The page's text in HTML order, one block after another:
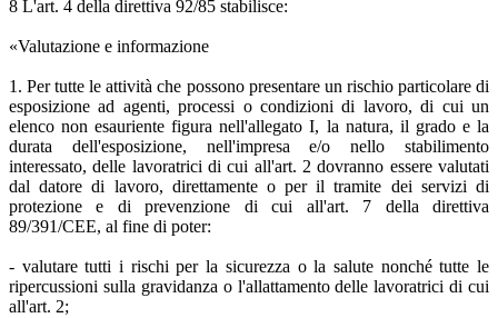
8 L'art. 4 della direttiva 92/85 stabilisce:
«Valutazione e informazione
1. Per tutte le attività che possono presentare un rischio particolare di
esposizione ad agenti, processi o condizioni di lavoro, di cui un
elenco non esauriente figura nell'allegato I, la natura, il grado e la
durata dell'esposizione, nell'impresa e/o nello stabilimento
interessato, delle lavoratrici di cui all'art. 2 dovranno essere valutati
dal datore di lavoro, direttamente o per il tramite dei servizi di
protezione e di prevenzione di cui all'art. 7 della direttiva
89/391/CEE, al fine di poter:
- valutare tutti i rischi per la sicurezza o la salute nonché tutte le
ripercussioni sulla gravidanza o l'allattamento delle lavoratrici di cui
all'art. 2;